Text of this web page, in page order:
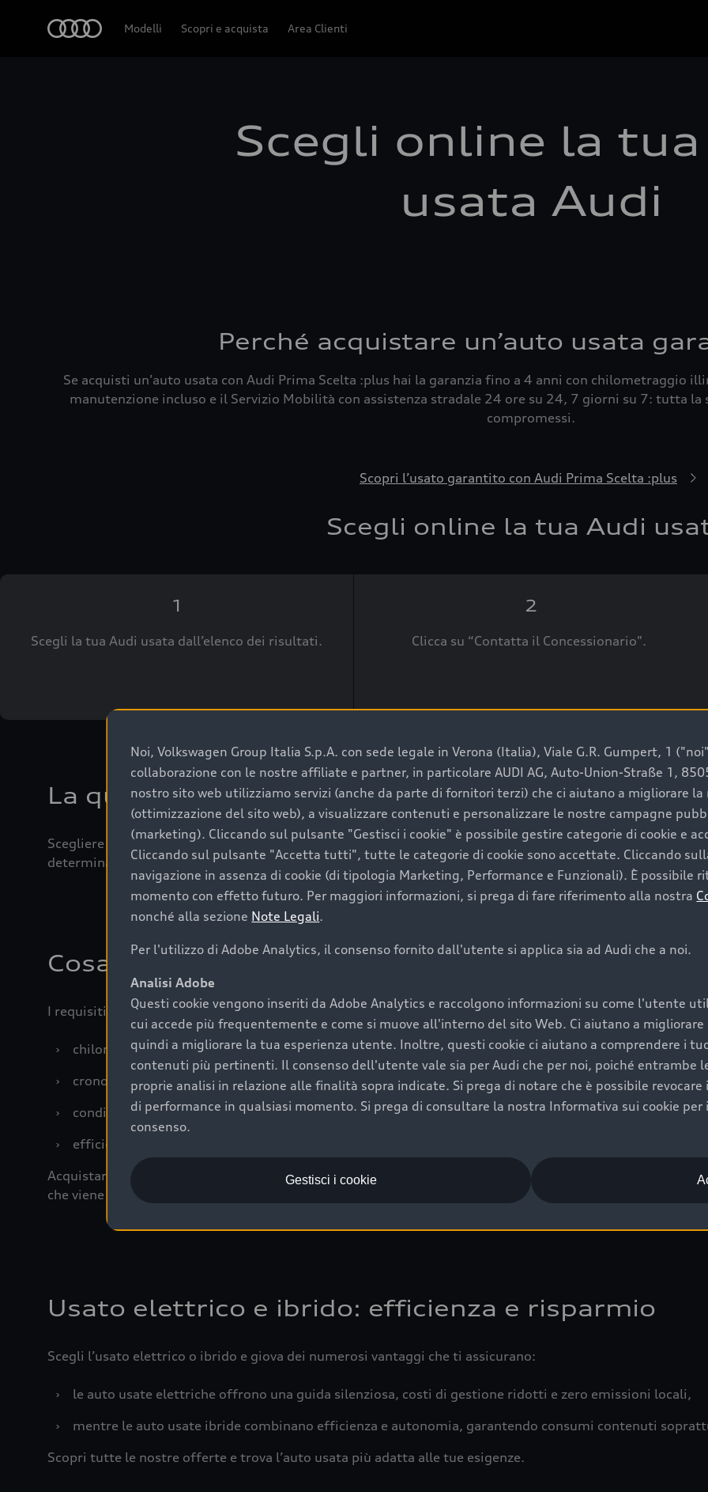
Modelli Scopri e acquista Area Clienti
Scegli online la
usata Audi
Perché acquistare un’auto usata
Se acquisti un’auto usata con Audi Prima Scelta :plus hai la garanzia fino a 4 anni con chilometraggio
manutenzione incluso e il Servizio Mobilità con assistenza stradale 24 ore su 24, 7 giorni su 7: tutta la
compromessi.
Scopri l’usato garantito con Audi Prima Scelta :plus
Scegli online la tua Audi
1
Scegli la tua Audi usata dall’elenco dei risultati.
2
Clicca su “Contatta il Concessionario".
La qualità di acquistare un’auto usata Audi
Scegliere un’auto usata è una decisione che coniuga convenienza, affidabilità e sostenibilità. Per fare un
determinanti come la garanzia inclusa e l’affidabilità del marchio. Audi offre l’auto usata perfetta tramite
Cosa sapere prima di acquistare la tua prossima
I requisiti fondamentali da considerare prima di acquistare un’auto usata, oltre al prezzo e all'aspetto,
›
chilometraggio: un valore contenuto corrisponde a uno stato migliore del veicolo e a una maggiore
›
cronologia dei tagliandi: una documentazione completa della vettura certifica una manutenzione
›
condizioni della carrozzeria e degli interni: una buona conservazione evidenzia cura e attenzione del
›
efficienza meccanica: motore, trasmissione e componenti principali in ottimo stato garantiscono
Acquistare un’auto usata in una Concessionaria ufficiale Audi che offre l’usato garantito tramite Audi
che viene sottoposto a 110 controlli approfonditi e coperto da garanzia fino a 4 anni per una maggiore
Usato elettrico e ibrido: efficienza e risparmio
Scegli l’usato elettrico o ibrido e giova dei numerosi vantaggi che ti assicurano:
›
le auto usate elettriche offrono una guida silenziosa, costi di gestione ridotti e zero emissioni locali,
›
mentre le auto usate ibride combinano efficienza e autonomia, garantendo consumi contenuti
Scopri tutte le nostre offerte e trova l’auto usata più adatta alle tue esigenze.
Noi, Volkswagen Group Italia S.p.A. con sede legale in Verona (Italia), Viale G.R. Gumpert, 1
collaborazione con le nostre affiliate e partner, in particolare AUDI AG, Auto-Union-Straße 1,
nostro sito web utilizziamo servizi (anche da parte di fornitori terzi) che ci aiutano a migliorare la
(ottimizzazione del sito web), a visualizzare contenuti e personalizzare le nostre campagne
(marketing). Cliccando sul pulsante "Gestisci i cookie" è possibile gestire categorie di cookie e
Cliccando sul pulsante "Accetta tutti", tutte le categorie di cookie sono accettate. Cliccando
navigazione in assenza di cookie (di tipologia Marketing, Performance e Funzionali). È possibile
momento con effetto futuro. Per maggiori informazioni, si prega di fare riferimento alla nostra
nonché alla sezione Note Legali.
Per l'utilizzo di Adobe Analytics, il consenso fornito dall'utente si applica sia ad Audi che a noi.
Analisi Adobe
Questi cookie vengono inseriti da Adobe Analytics e raccolgono informazioni su come l'utente
cui accede più frequentemente e come si muove all'interno del sito Web. Ci aiutano a
quindi a migliorare la tua esperienza utente. Inoltre, questi cookie ci aiutano a comprendere i
contenuti più pertinenti. Il consenso dell'utente vale sia per Audi che per noi, poiché entrambe
proprie analisi in relazione alle finalità sopra indicate. Si prega di notare che è possibile
di performance in qualsiasi momento. Si prega di consultare la nostra Informativa sui cookie per
consenso.
Gestisci i cookie